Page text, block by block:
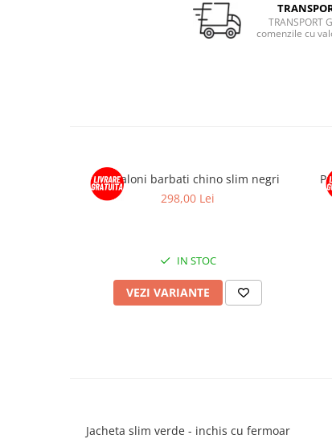
TRANSPORT
comenzile cu
Pantaloni barbati chino slim negri
298,00 Lei
IN STOC
VEZI VARIANTE
Jacheta slim verde - inchis cu fermoar